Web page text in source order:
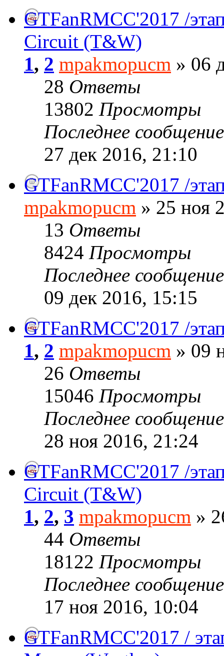
GTFanRMCC'2017 /
Circuit (T&W)
1, 2 mpakmopucm » 06
28 Ответы
13802 Просмотры
Последнее
27 дек 2016, 21:10
GTFanRMCC'2017 /
mpakmopucm » 25 ноя
13 Ответы
8424 Просмотры
Последнее
09 дек 2016, 15:15
GTFanRMCC'2017 /
1, 2 mpakmopucm » 09
26 Ответы
15046 Просмотры
Последнее
28 ноя 2016, 21:24
GTFanRMCC'2017 /
Circuit (T&W)
1, 2, 3 mpakmopucm »
44 Ответы
18122 Просмотры
Последнее
17 ноя 2016, 10:04
GTFanRMCC'2017 /